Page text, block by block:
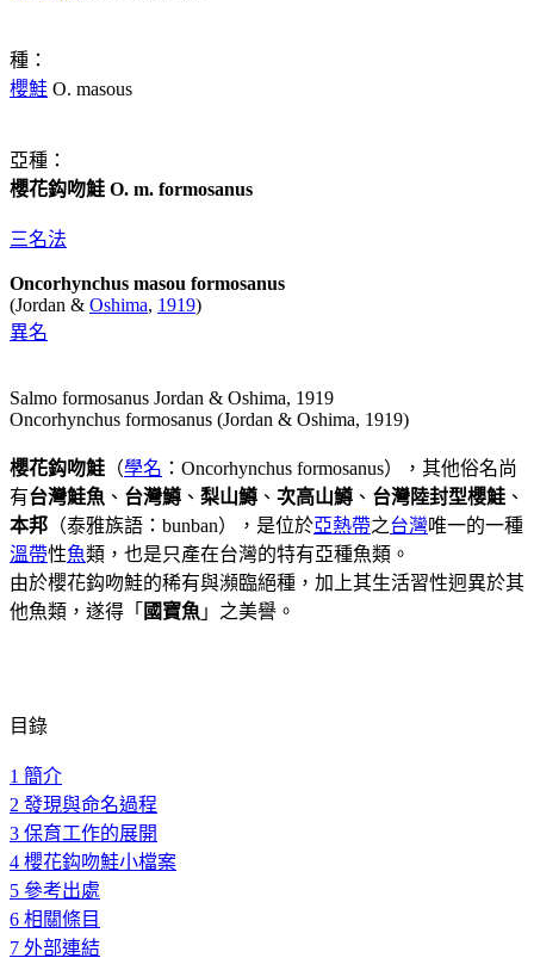
種：
櫻鮭 O. masous
亞種：
櫻花鈎吻鮭 O. m. formosanus
三名法
Oncorhynchus masou formosanus
(Jordan & Oshima, 1919)
異名
Salmo formosanus Jordan & Oshima, 1919
Oncorhynchus formosanus (Jordan & Oshima, 1919)
櫻花鈎吻鮭 （學名 ：Oncorhynchus formosanus），其他俗名尚
有台灣鮭魚 、 台灣鱒 、 梨山鱒 、 次高山鱒 、 台灣陸封型櫻鮭 、
本邦 （泰雅族語：bunban），是位於亞熱帶之台灣唯一的一種
溫帶性魚類，也是只產在台灣的特有亞種魚類。
由於櫻花鈎吻鮭的稀有與瀕臨絕種，加上其生活習性迥異於其
他魚類，遂得「 國寶魚 」之美譽。
目錄
1 簡介
2 發現與命名過程
3 保育工作的展開
4 櫻花鈎吻鮭小檔案
5 參考出處
6 相關條目
7 外部連結